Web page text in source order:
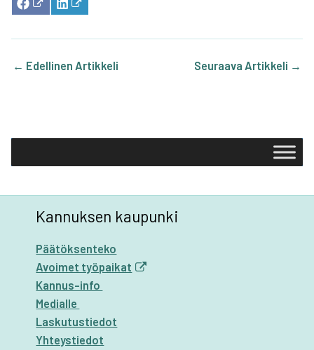
SHA­
RE
FACE­
SHA­
RE
LIN­
← Edellinen Artikkeli Seuraava Artikkeli →
Kannuksen kaupunki
Päätöksenteko
Avoimet työpaikat
Kannus-info
Medialle
Laskutustiedot
Yhteystiedot